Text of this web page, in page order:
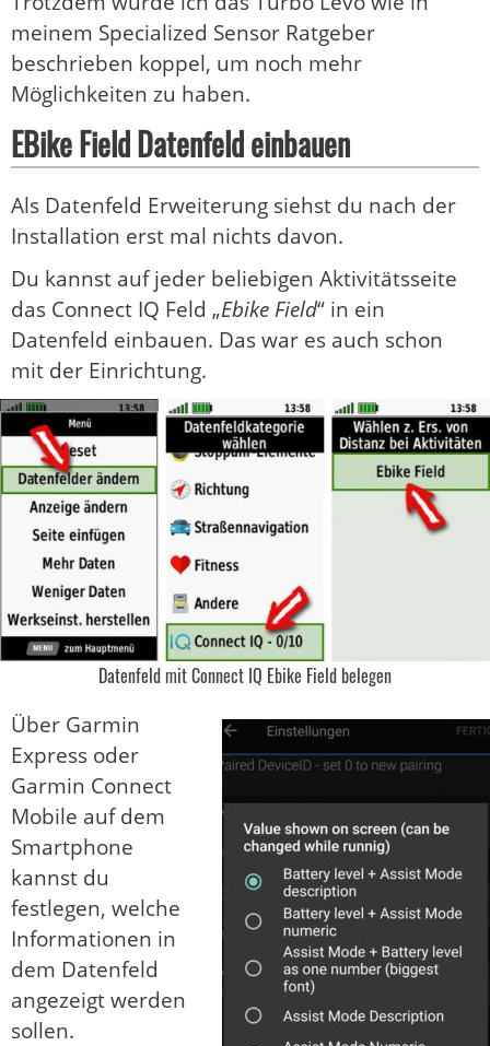
meinem Specialized Sensor Ratgeber
beschrieben koppel, um noch mehr
Möglichkeiten zu haben.
EBike Field Datenfeld einbauen
Als Datenfeld Erweiterung siehst du nach der
Installation erst mal nichts davon.
Du kannst auf jeder beliebigen Aktivitätsseite
das Connect IQ Feld „Ebike Field“ in ein
Datenfeld einbauen. Das war es auch schon
mit der Einrichtung.
Datenfeld mit Connect IQ Ebike Field belegen
Über Garmin
Express oder
Garmin Connect
Mobile auf dem
Smartphone
kannst du
festlegen, welche
Informationen in
dem Datenfeld
angezeigt werden
sollen.